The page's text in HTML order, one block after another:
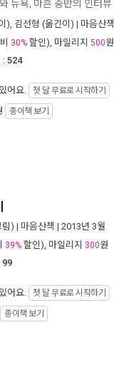
뉴욕, 마흔 중반의 인터뷰
), 김선형 (옮긴이) | 마음산책
30% 할인), 마일리지 500원
: 524
어요. 첫 달 무료로 시작하기
종이책 보기
림) | 마음산책 | 2013년 3월
39% 할인), 마일리지 300원
99
어요. 첫 달 무료로 시작하기
종이책 보기